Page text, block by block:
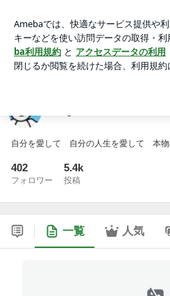
アプリをダウンロードして ブログの
ょう。
自分を愛して 自分の人生を愛して 本物
402
フォロワー
5.4k
投稿
一覧 人気